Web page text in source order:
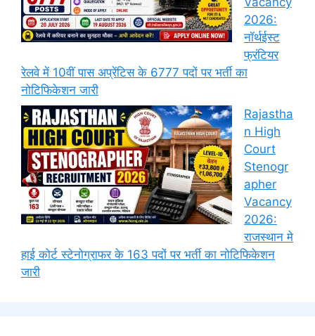
2026:
नॉर्थईस्ट
फ्रंटियर
रेलवे में 10वीं पास अप्रेंटिस के 6777 पदों पर भर्ती का
नोटिफिकेशन जारी
Rajastha
n High
Court
Stenogr
apher
Vacancy
2026:
राजस्थान मे
हाई कोर्ट स्टेनोग्राफर के 163 पदों पर भर्ती का नोटिफिकेशन
जारी